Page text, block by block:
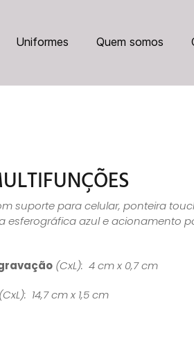
Uniformes Quem somos
suporte para celular, ponteira
esferográfica azul e acionamento
(CxL): 4 cm x 0,7 cm
(CxL): 14,7 cm x 1,5 cm